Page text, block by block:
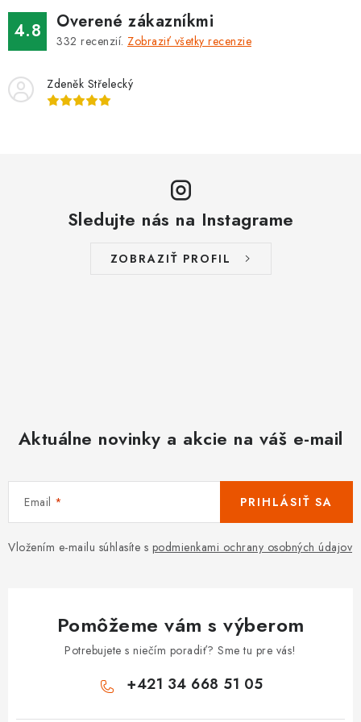
OBCHODNÉ PODMIENKY
KONTAKTY
Podmienky ochrany osobných údajov
Spôsob dopravy a platby
Vernostný program
4.8 Overené zákazníkmi
332 recenzií. Zobraziť všetky recenzie
Zdeněk Střelecký
Sledujte nás na Instagrame
ZOBRAZIŤ PROFIL
Aktuálne novinky a akcie na váš e-mail
Email
Vložením e-mailu súhlasíte s podmienkami ochrany osobných údajov
PRIHLÁSIŤ SA
Pomôžeme vám s výberom
Potrebujete s niečím poradiť? Sme tu pre vás!
+421 34 668 51 05